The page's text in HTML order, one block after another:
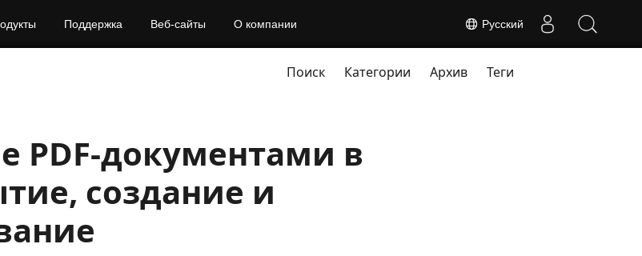
Русский
Поддержка Веб-сайты О компании
Поиск Категории Архив Теги
PDF‑документами в
создание и